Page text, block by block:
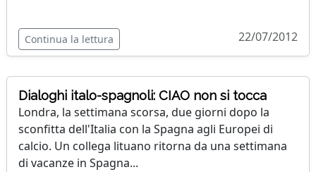
Continua la lettura 22/07/2012
Dialoghi italo-spagnoli: CIAO non si tocca
Londra, la settimana scorsa, due giorni dopo la
sconfitta dell'Italia con la Spagna agli Europei di
calcio. Un collega lituano ritorna da una settimana
di vacanze in Spagna...